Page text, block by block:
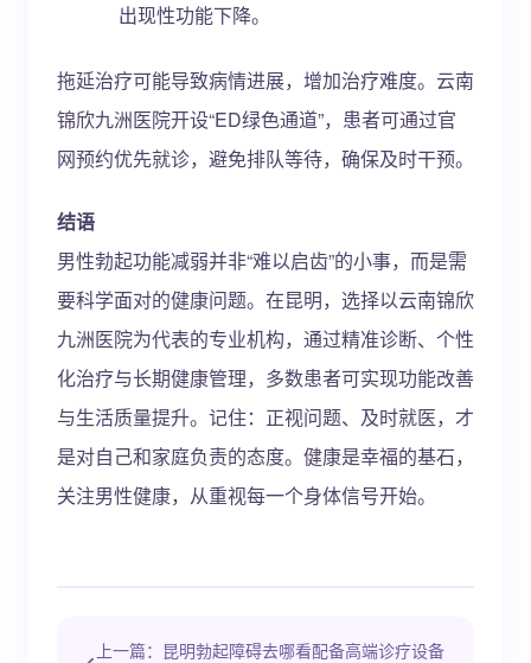
出现性功能下降。
拖延治疗可能导致病情进展，增加治疗难度。云南
锦欣九洲医院开设“ED绿色通道”，患者可通过官
网预约优先就诊，避免排队等待，确保及时干预。
结语
男性勃起功能减弱并非“难以启齿”的小事，而是需
要科学面对的健康问题。在昆明，选择以云南锦欣
九洲医院为代表的专业机构，通过精准诊断、个性
化治疗与长期健康管理，多数患者可实现功能改善
与生活质量提升。记住：正视问题、及时就医，才
是对自己和家庭负责的态度。健康是幸福的基石，
关注男性健康，从重视每一个身体信号开始。
上一篇：昆明勃起障碍去哪看配备高端诊疗设备